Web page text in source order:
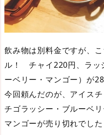
飲み物は別料金ですが、
ル！ チャイ220円、ラッ
ーベリー・マンゴー）が
今回頼んだのが、アイス
チゴラッシー・ブルーベ
マンゴーが売り切れでした